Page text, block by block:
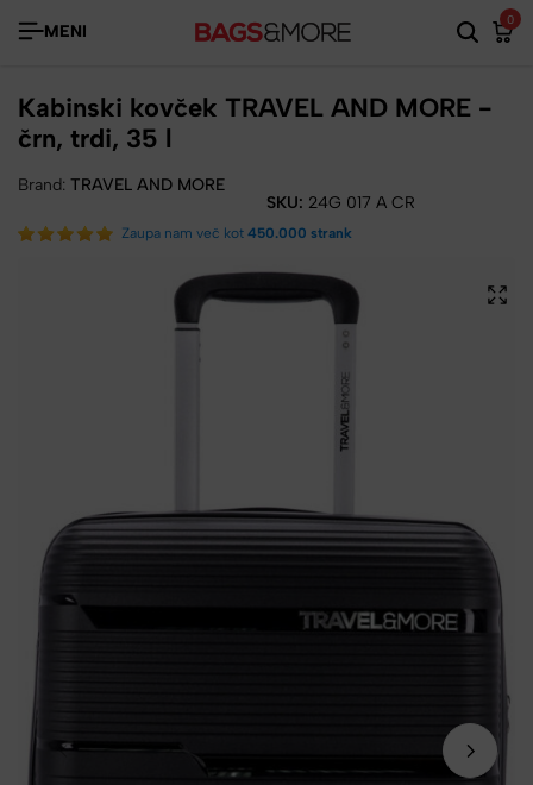
MENI
0
Kabinski kovček TRAVEL AND MORE -
črn, trdi, 35 l
Brand: TRAVEL AND MORE
SKU: 24G 017 A CR
Zaupa nam več kot 450.000 strank